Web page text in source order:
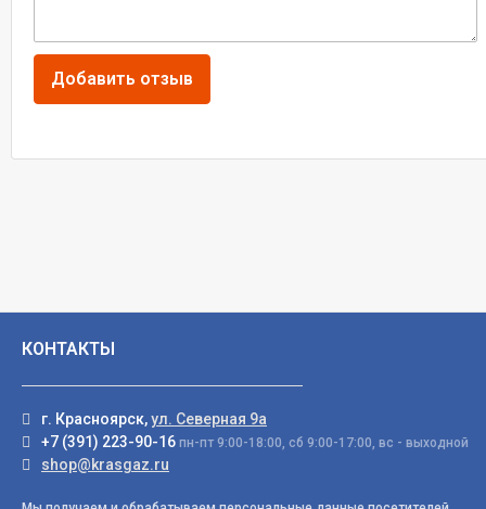
КОНТАКТЫ
г. Красноярск,ул. Северная 9а
+7 (391) 223-90-16 пн-пт 9:00-18:00, сб 9:00-17:00, вс - выходной
shop@krasgaz.ru